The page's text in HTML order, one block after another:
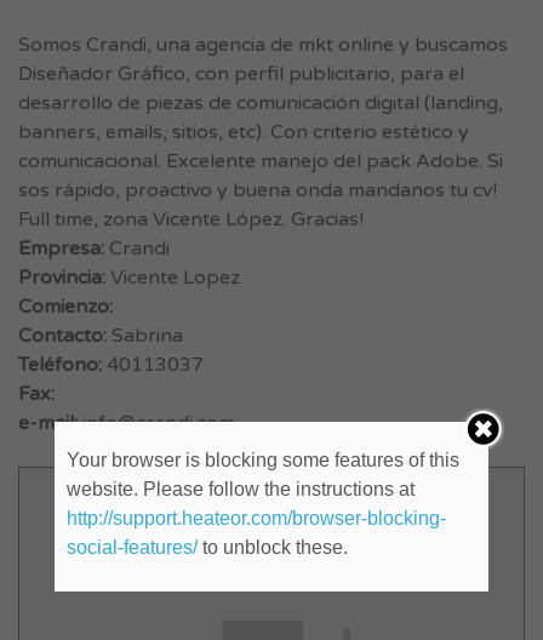
Somos Crandi, una agencia de mkt online y buscamos
Diseñador Gráfico, con perfil publicitario, para el
desarrollo de piezas de comunicación digital (landing,
banners, emails, sitios, etc). Con criterio estético y
comunicacional. Excelente manejo del pack Adobe. Si
sos rápido, proactivo y buena onda mandanos tu cv!
Full time, zona Vicente López. Gracias!
Empresa: Crandi
Provincia: Vicente Lopez
Comienzo:
Contacto: Sabrina
Teléfono: 40113037
Fax:
e-mail: info@crandi.com
Your browser is blocking some features of this
website. Please follow the instructions at
http://support.heateor.com/browser-blocking-
social-features/to unblock these.